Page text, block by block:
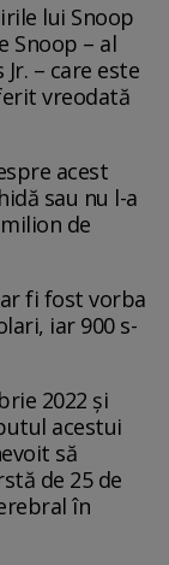
lui Snoop
Snoop – al
– care este
vreodată
acest
sau nu l-a
de
fi fost vorba
iar 900 s-
2022 și
acestui
să
de 25 de
în